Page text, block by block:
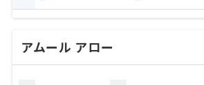
アムール アロー